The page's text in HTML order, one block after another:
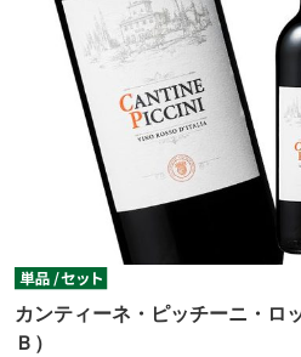
カンティーネ・ピッチーニ・ロ
Ｂ）